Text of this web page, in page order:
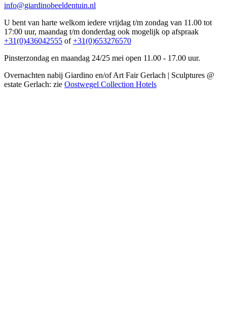
info@giardinobeeldentuin.nl
U bent van harte welkom iedere vrijdag t/m zondag van 11.00 tot
17:00 uur, maandag t/m donderdag ook mogelijk op afspraak
+31(0)436042555 of+31(0)653276570
Pinsterzondag en maandag 24/25 mei open 11.00 - 17.00 uur.
Overnachten nabij Giardino en/of Art Fair Gerlach | Sculptures @
estate Gerlach: zie Oostwegel Collection Hotels